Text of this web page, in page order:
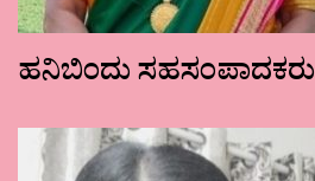
ಹನಿಬಿಂದು ಸಹಸಂಪಾದಕರು